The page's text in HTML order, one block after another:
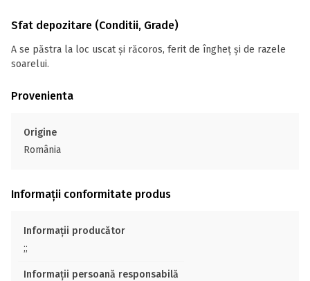
Sfat depozitare (Conditii, Grade)
A se păstra la loc uscat și răcoros, ferit de îngheț și de razele
soarelui.
Provenienta
Origine
România
Informații conformitate produs
Informații producător
;;
Informații persoană responsabilă